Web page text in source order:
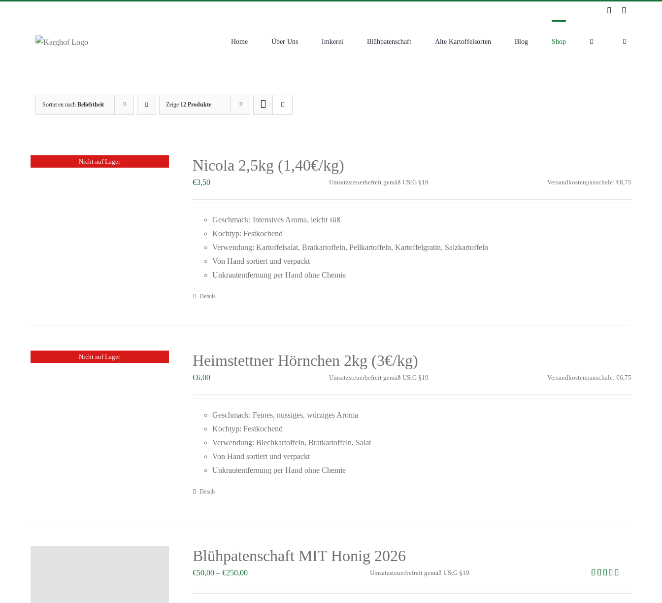
Instagram
Home Über Uns Imkerei Blühpatenschaft Alte Kartoffelsorten Blog Shop
Sortieren nach Beliebtheit Zeige 12 Produkte
Nicht auf Lager Nicola 2,5kg (1,40€/kg)
€3,50 Umsatzsteuerbefreit gemäß UStG §19 Versandkostenpauschale: €6,75
Geschmack: Intensives Aroma, leicht süß
Kochtyp: Festkochend
Verwendung: Kartoffelsalat,Bratkartoffeln, Pellkartoffeln, Kartoffelgratin, Salzkartoffeln
Von Hand sortiert und verpackt
Unkrautentfernung per Hand ohne Chemie
Details
Nicht auf Lager Heimstettner Hörnchen 2kg (3€/kg)
€6,00 Umsatzsteuerbefreit gemäß UStG §19 Versandkostenpauschale: €6,75
Geschmack: Feines, nussiges, würziges Aroma
Kochtyp: Festkochend
Verwendung: Blechkartoffeln, Bratkartoffeln, Salat
Von Hand sortiert und verpackt
Unkrautentfernung per Hand ohne Chemie
Details
Blühpatenschaft MIT Honig 2026
5.00von 5
€50,00 –€250,00 Umsatzsteuerbefreit gemäß UStG §19